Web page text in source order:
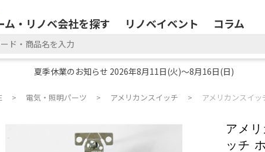
ム・リノベ会社を探す リノベイベント コラム
夏季休業のお知らせ 2026年8月11日(火)～8月16日(日)
電気・照明パーツ アメリカンスイッチ アメリカンスイ
アメ
ッチ